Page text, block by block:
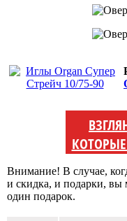
Внимание! В случае,
и скидка, и подарки, вы
один подарок.